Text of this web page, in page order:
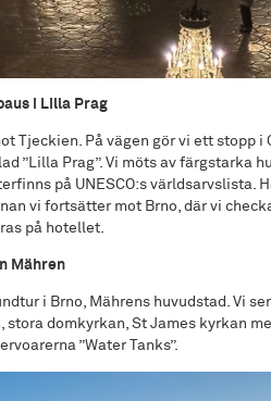
i Lilla Prag
Tjeckien. På vägen gör vi ett stopp i
”Lilla Prag”. Vi möts av färgstarka
på UNESCO:s världsarvslista.
vi fortsätter mot Brno, där vi
på hotellet.
Mähren
i Brno, Mährens huvudstad. Vi
domkyrkan, St James kyrkan
”Water Tanks”.